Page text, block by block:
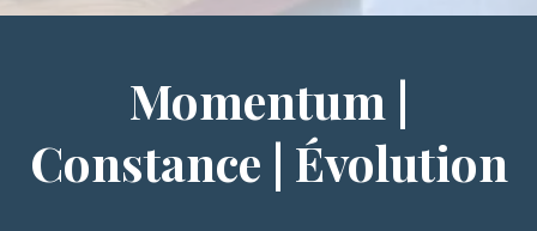
Momentum |
Constance | Évolution